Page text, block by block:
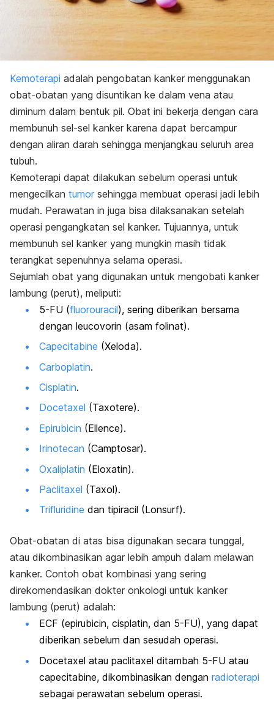
Kemoterapi adalah pengobatan kanker menggunakan
obat-obatan yang disuntikan ke dalam vena atau
diminum dalam bentuk pil. Obat ini bekerja dengan cara
membunuh sel-sel kanker karena dapat bercampur
dengan aliran darah sehingga menjangkau seluruh area
tubuh.
Kemoterapi dapat dilakukan sebelum operasi untuk
mengecilkan tumor sehingga membuat operasi jadi lebih
mudah. Perawatan in juga bisa dilaksanakan setelah
operasi pengangkatan sel kanker. Tujuannya, untuk
membunuh sel kanker yang mungkin masih tidak
terangkat sepenuhnya selama operasi.
Sejumlah obat yang digunakan untuk mengobati kanker
lambung (perut), meliputi:
5-FU (fluorouracil), sering diberikan bersama
dengan leucovorin (asam folinat).
Capecitabine (Xeloda).
Carboplatin.
Cisplatin.
Docetaxel (Taxotere).
Epirubicin (Ellence).
Irinotecan (Camptosar).
Oxaliplatin (Eloxatin).
Paclitaxel (Taxol).
Trifluridine dan tipiracil (Lonsurf).
Obat-obatan di atas bisa digunakan secara tunggal,
atau dikombinasikan agar lebih ampuh dalam melawan
kanker. Contoh obat kombinasi yang sering
direkomendasikan dokter onkologi untuk kanker
lambung (perut) adalah:
ECF (epirubicin, cisplatin, dan 5-FU), yang dapat
diberikan sebelum dan sesudah operasi.
Docetaxel atau paclitaxel ditambah 5-FU atau
capecitabine, dikombinasikan dengan radioterapi
sebagai perawatan sebelum operasi.